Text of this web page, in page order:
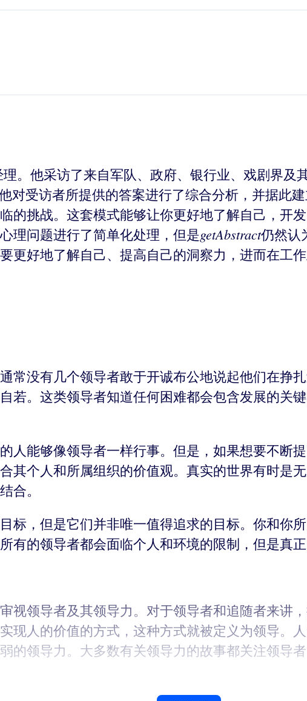
。他采访了来自军队、政府、银行业、戏剧界
对受访者所提供的答案进行了综合分析，并据此
的挑战。这套模式能够让你更好地了解自己，开
理问题进行了简单化处理，但是getAbstract仍然认
更好地了解自己、提高自己的洞察力，进而在工作
常没有几个领导者敢于开诚布公地说起他们在挣
若。这类领导者知道任何困难都会包含发展的关
人能够像领导者一样行事。但是，如果想要不断
其个人和所属组织的价值观。真实的世界有时是
合。
标，但是它们并非唯一值得追求的目标。你和你
有的领导者都会面临个人和环境的限制，但是真正
视领导者及其领导力。对于领导者和追随者来讲
现人的价值的方式，这种方式就被定义为领导。
的领导力。大多数有关领导力的故事都关注领导